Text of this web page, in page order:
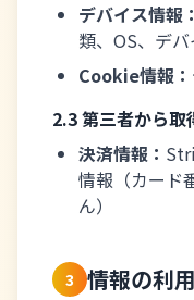
デバイス情報：
類、OS、デ
Cookie情報：
2.3 第三者から取
決済情報：
情報（カード
ん）
3 情報の利